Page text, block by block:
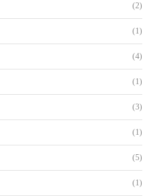
(2)
(1)
(4)
(1)
(3)
(1)
(5)
(1)